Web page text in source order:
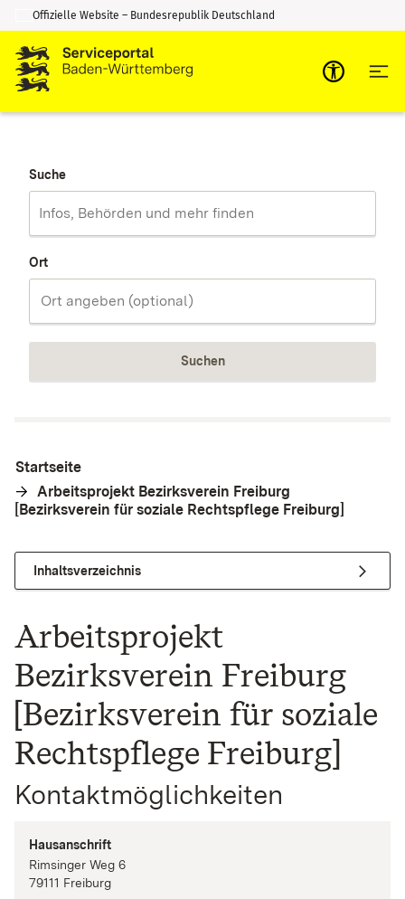
Zum Inhalt springen
Zur Suche springen
Offizielle Website – Bundesrepublik Deutschland
Suche
Ort
Suchen
Startseite
Arbeitsprojekt Bezirksverein Freiburg
[Bezirksverein für soziale Rechtspflege Freiburg]
Inhaltsverzeichnis
Arbeitsprojekt
Bezirksverein Freiburg
[Bezirksverein für soziale
Rechtspflege Freiburg]
Kontaktmöglichkeiten
Hausanschrift
Rimsinger Weg 6
79111 Freiburg